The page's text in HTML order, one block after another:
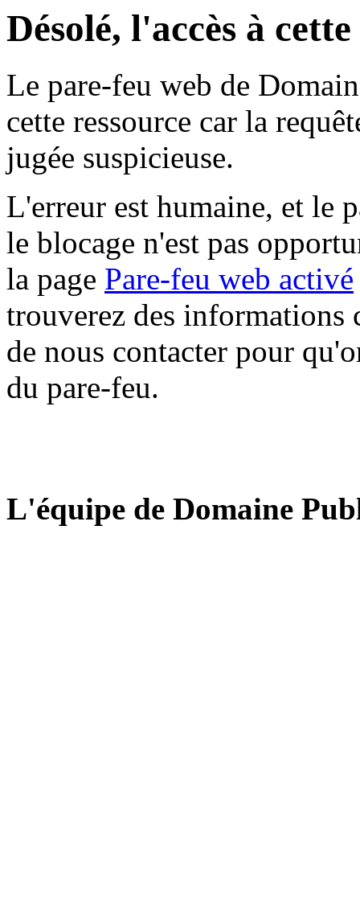
Désolé, l'accès à
Le pare-feu web de
cette ressource car la
jugée suspicieuse.
L'erreur est humaine, et le
le blocage n'est pas
la page Pare-feu web activé
trouverez des informations
de nous contacter pour
du pare-feu.
L'équipe de Domaine